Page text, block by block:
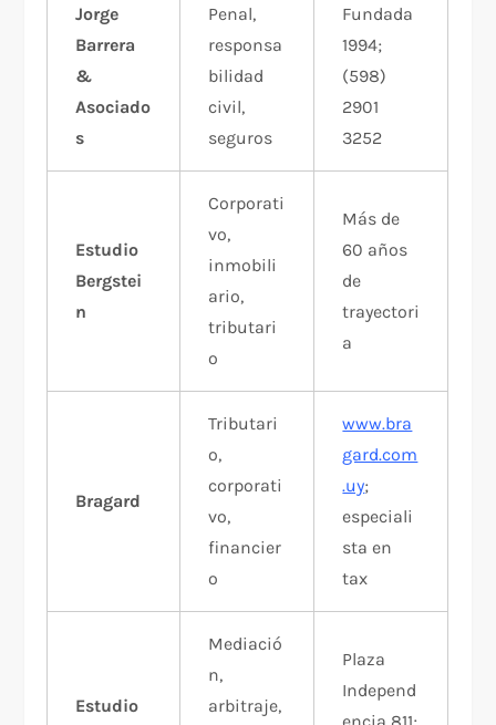
Jorge
Barrera
&
Asociado
s
Penal,
responsa
bilidad
civil,
seguros
Fundada
1994;
(598)
2901
3252​
Estudio
Bergstei
n
Corporati
vo,
inmobili
ario,
tributari
o
Más de
60 años
de
trayectori
a​
Bragard
Tributari
o,
corporati
vo,
financier
o
www.bra
gard.com
.uy;
especiali
sta en
tax​
Estudio
Mediació
n,
arbitraje,
Plaza
Independ